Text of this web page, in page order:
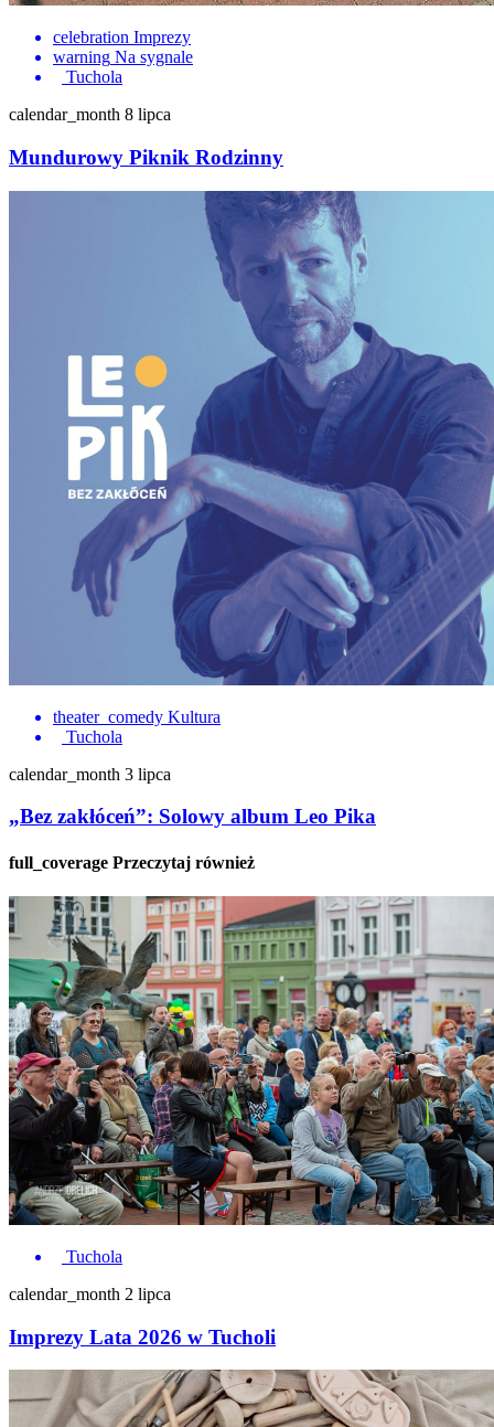
celebration Imprezy
warning Na sygnale
Tuchola
calendar_month 8 lipca
Mundurowy Piknik Rodzinny
theater_comedy Kultura
Tuchola
calendar_month 3 lipca
„Bez zakłóceń”: Solowy album Leo Pika
full_coverage Przeczytaj również
Tuchola
calendar_month 2 lipca
Imprezy Lata 2026 w Tucholi